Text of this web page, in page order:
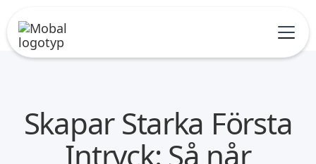
Skapar Starka Första
Intryck: Så når